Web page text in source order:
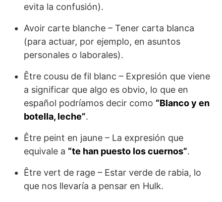
evita la confusión).
Avoir carte blanche – Tener carta blanca
(para actuar, por ejemplo, en asuntos
personales o laborales).
Être cousu de fil blanc – Expresión que viene
a significar que algo es obvio, lo que en
español podríamos decir como “Blanco y en
botella, leche”.
Être peint en jaune – La expresión que
equivale a “te han puesto los cuernos”.
Être vert de rage – Estar verde de rabia, lo
que nos llevaría a pensar en Hulk.